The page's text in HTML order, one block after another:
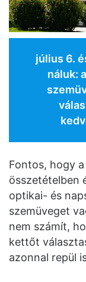
július 6.
náluk:
Fontos, hogy
összetételben
optikai- és
szemüveget
nem számít,
kettőt
azonnal repül